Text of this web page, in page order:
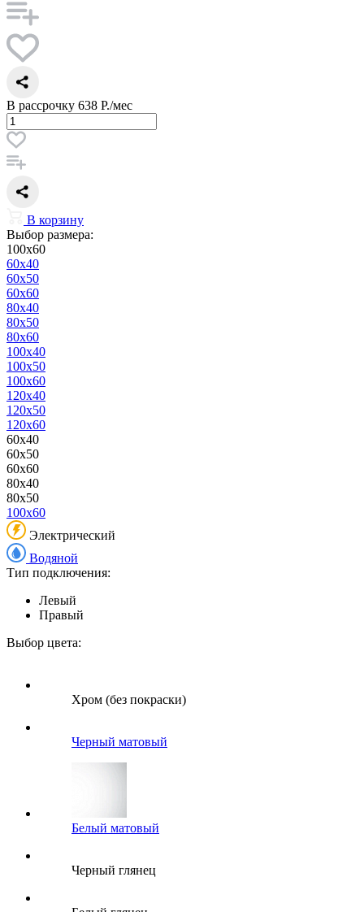
В рассрочку 638 Р./мес
В корзину
Выбор размера:
100x60
60x40
60x50
60x60
80x40
80x50
80x60
100x40
100x50
100x60
120x40
120x50
120x60
60x40
60x50
60x60
80x40
80x50
100x60
Электрический
Водяной
Тип подключения:
Левый
Правый
Выбор цвета:
Хром (без покраски)
Черный матовый
Белый матовый
Черный глянец